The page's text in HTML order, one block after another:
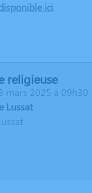
ici.
religieuse
mars 2025 à 09h30
Lussat